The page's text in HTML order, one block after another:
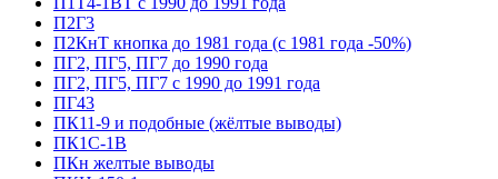
П2Г3
П2КнТ кнопка до 1981 года (с 1981 года -50%)
ПГ2, ПГ5, ПГ7 до 1990 года
ПГ2, ПГ5, ПГ7 с 1990 до 1991 года
ПГ43
ПК11-9 и подобные (жёлтые выводы)
ПК1С-1В
ПКн желтые выводы